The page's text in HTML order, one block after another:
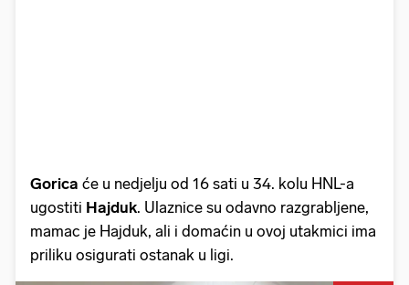
Gorica će u nedjelju od 16 sati u 34. kolu HNL-a
ugostiti Hajduk. Ulaznice su odavno razgrabljene,
mamac je Hajduk, ali i domaćin u ovoj utakmici ima
priliku osigurati ostanak u ligi.